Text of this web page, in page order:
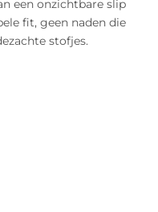
een onzichtbare slip
fit, geen naden die
stofjes.